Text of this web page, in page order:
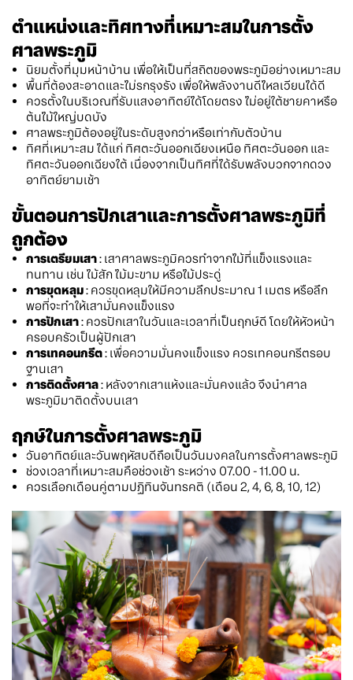
ตำแหน่งและทิศทางที่เหมาะสมในการตั้ง
ศาลพระภูมิ
นิยมตั้งที่มุมหน้าบ้าน เพื่อให้เป็นที่สถิตของพระภูมิอย่างเหมาะสม
พื้นที่ต้องสะอาดและไม่รกรุงรัง เพื่อให้พลังงานดีไหลเวียนได้ดี
ควรตั้งในบริเวณที่รับแสงอาทิตย์ได้โดยตรง ไม่อยู่ใต้ชายคาหรือ
ต้นไม้ใหญ่บดบัง
ศาลพระภูมิต้องอยู่ในระดับสูงกว่าหรือเท่ากับตัวบ้าน
ทิศที่เหมาะสม ได้แก่ ทิศตะวันออกเฉียงเหนือ ทิศตะวันออก และ
ทิศตะวันออกเฉียงใต้ เนื่องจากเป็นทิศที่ได้รับพลังบวกจากดวง
อาทิตย์ยามเช้า
ขั้นตอนการปักเสาและการตั้งศาลพระภูมิที่
ถูกต้อง
การเตรียมเสา: เสาศาลพระภูมิควรทำจากไม้ที่แข็งแรงและ
ทนทาน เช่น ไม้สัก ไม้มะขาม หรือไม้ประดู่
การขุดหลุม: ควรขุดหลุมให้มีความลึกประมาณ 1 เมตร หรือลึก
พอที่จะทำให้เสามั่นคงแข็งแรง
การปักเสา: ควรปักเสาในวันและเวลาที่เป็นฤกษ์ดี โดยให้หัวหน้า
ครอบครัวเป็นผู้ปักเสา
การเทคอนกรีต: เพื่อความมั่นคงแข็งแรง ควรเทคอนกรีตรอบ
ฐานเสา
การติดตั้งศาล: หลังจากเสาแห้งและมั่นคงแล้ว จึงนำศาล
พระภูมิมาติดตั้งบนเสา
ฤกษ์ในการตั้งศาลพระภูมิ
วันอาทิตย์และวันพฤหัสบดีถือเป็นวันมงคลในการตั้งศาลพระภูมิ
ช่วงเวลาที่เหมาะสมคือช่วงเช้า ระหว่าง 07.00 - 11.00 น.
ควรเลือกเดือนคู่ตามปฏิทินจันทรคติ (เดือน 2, 4, 6, 8, 10, 12)